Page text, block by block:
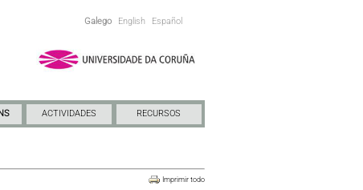
Galego English Español
ACTIVIDADES RECURSOS
Imprimir todo